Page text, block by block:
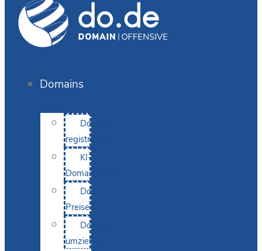
Domains
Domain
registrieren
KI-
Domainsuche
Domain-
Preise
Domain
umziehen